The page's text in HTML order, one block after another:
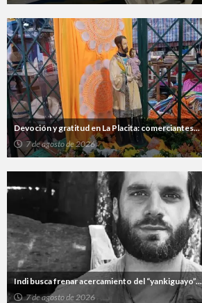
Devoción y gratitud en La Placita: comerciantes...
7 de agosto de 2026
Indi busca frenar acercamiento del “yankiguayo”...
7 de agosto de 2026